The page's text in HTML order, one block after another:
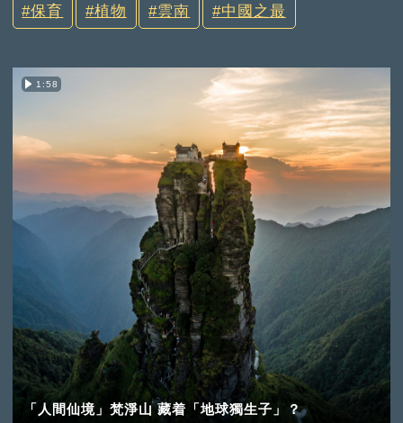
保育 植物 雲南 中國之最
1:58
「人間仙境」梵淨山 藏着「地球獨生子」？